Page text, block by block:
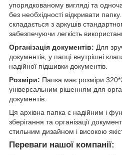
упорядкованому вигляді та
без необхідності відкривати
складається з аркушів
забезпечуючи легкість
Організація документів: Для
документів, у папці внутрішні
надійної підшивки документів.
Розміри: Папка має розміри
універсальним рішенням для
документів.
Ця архівна папка є надійним і
зберігання та організації
стильним дизайном і високою
Переваги нашої компанії: